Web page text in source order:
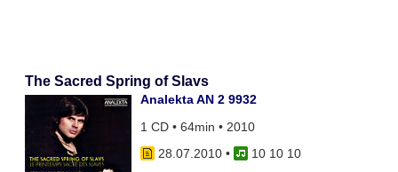
The Sacred Spring of Slavs
Analekta AN 2 9932
1 CD • 64min • 2010
28.07.2010•
10 10 10